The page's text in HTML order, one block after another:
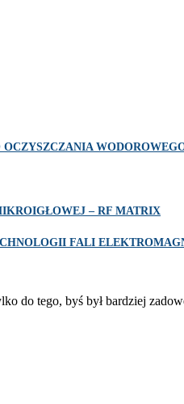
– RF MATRIX
FALI
do tego, byś był bardziej